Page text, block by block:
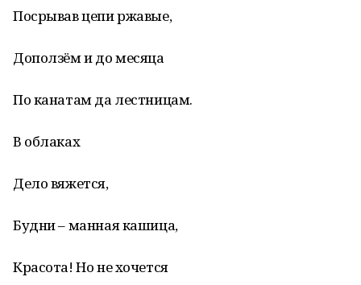
Посрывав цепи ржавые,
Доползём и до месяца
По канатам да лестницам.
В облаках
Дело вяжется,
Будни – манная кашица,
Красота! Но не хочется